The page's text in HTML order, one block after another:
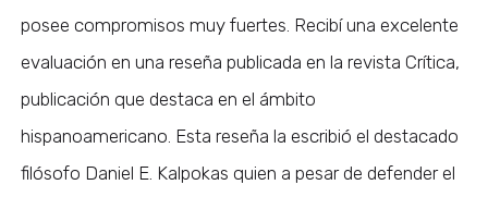
posee compromisos muy fuertes. Recibí una excelente
evaluación en una reseña publicada en la revista Crítica,
publicación que destaca en el ámbito
hispanoamericano. Esta reseña la escribió el destacado
filósofo Daniel E. Kalpokas quien a pesar de defender el